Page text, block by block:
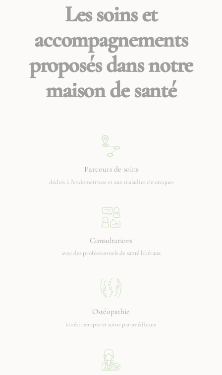
Les soins et
accompagnements
proposés dans notre
maison de santé
Parcours de soins
dédiés à l’endométriose et aux maladies chroniques
Consultations
avec des professionnels de santé libéraux
Ostéopathie
kinésithérapie et soins paramédicaux